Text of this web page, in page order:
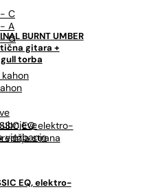
C
A
G
vježbanje
BURNT UMBER
gitara +
torba
EQ, elektro-